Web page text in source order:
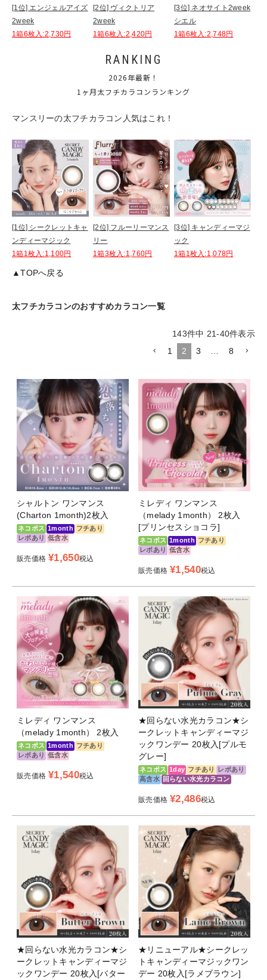
[1位] エンジェルアイズ
2week
1箱6枚入:2,730円
[2位] ヴィクトリア
2week
1箱6枚入:2,420円
[3位] ネオサイト2week
シエル
1箱6枚入:2,748円
RANKING
2026年最新！
1ヶ月太フチカラコンランキング
マンスリーの太フチカラコン人気はこれ！
[1位] シークレットキャ
ンディーマジック
1箱1枚入:1,100円
[2位] フルーリーマンス
リー
1箱3枚入:1,760円
[3位] キャンディーマジ
ック
1箱1枚入:1,078円
▲TOPへ戻る
太フチカラコンのおすすめカラコン一覧
143件中 21-40件表示
1
2 3 8
シャルトン ワンマンス
(Charton 1month)2枚入
ネコポス 1month フチあり
レポあり 低含水
販売価格 ¥1,650税込
ミレディ ワンマンス
（melady 1month） 2枚入
[プリンセスショコラ]
ネコポス 1month フチあり
レポあり 低含水
販売価格 ¥1,540税込
ミレディ ワンマンス
（melady 1month） 2枚入
ネコポス 1month フチあり
レポあり 低含水
販売価格 ¥1,540税込
★回らない水光カラコン★シ
ークレットキャンディーマジ
ックワンデー 20枚入[プルモ
グレー]
ネコポス 1day フチあり
レポあり
高含水
回らない水光カラコン
販売価格 ¥2,486税込
★回らない水光カラコン★シ
ークレットキャンディーマジ
ックワンデー 20枚入[バター
★リニューアル★シークレッ
トキャンディーマジックワン
デー 20枚入[ラメブラウン]